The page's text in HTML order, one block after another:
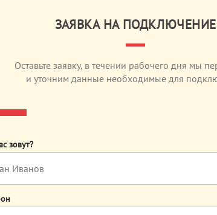
ЗАЯВКА НА ПОДКЛЮЧЕНИЕ
Оставьте заявку, в течении рабочего дня мы
и уточним данные необходимые для
зовут?